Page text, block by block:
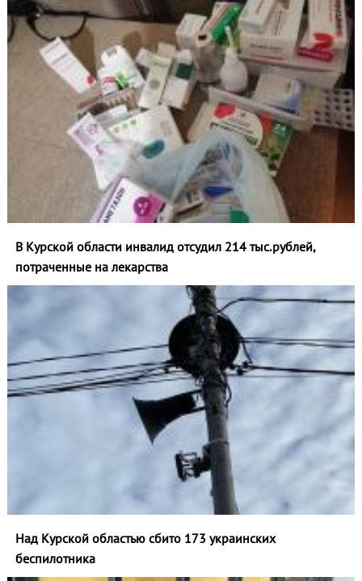
В Курской области инвалид отсудил 214 тыс.рублей,
потраченные на лекарства
Над Курской областью сбито 173 украинских
беспилотника